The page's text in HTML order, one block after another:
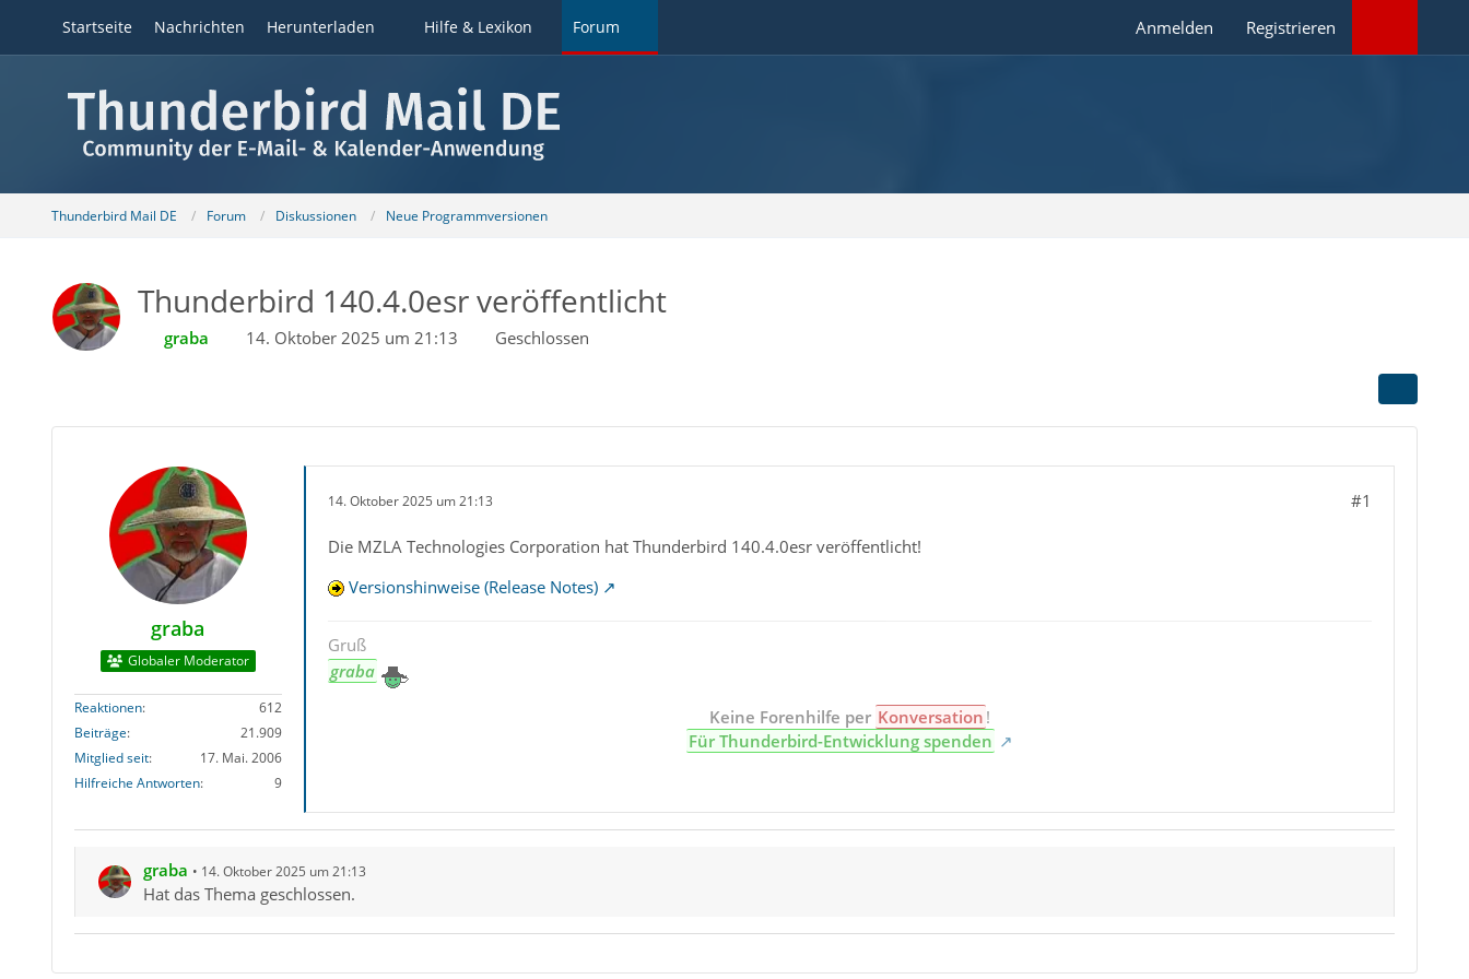
Startseite Nachrichten Herunterladen Hilfe & Lexikon Forum Anmelden Registrieren
Thunderbird Mail DE Forum Diskussionen Neue Programmversionen
Thunderbird 140.4.0esr veröffentlicht
graba 14. Oktober 2025 um 21:13 Geschlossen
graba
Globaler Moderator
Reaktionen
612
Beiträge
21.909
Mitglied seit
17. Mai. 2006
Hilfreiche Antworten
9
14. Oktober 2025 um 21:13 #1
Die MZLA Technologies Corporation hat Thunderbird 140.4.0esr veröffentlicht!
Versionshinweise (Release Notes)
Gruß
graba
Keine Forenhilfe per Konversation !
Für Thunderbird-Entwicklung spenden
graba 14. Oktober 2025 um 21:13
Hat das Thema geschlossen.